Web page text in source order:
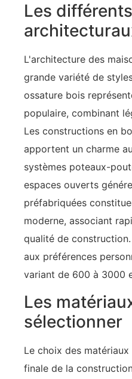
Les
L'architecture des
grande variété de
ossature bois
populaire, combinant
Les constructions en
apportent un charme
systèmes poteaux-
espaces ouverts
préfabriquées
moderne, associant
qualité de
aux préférences
variant de 600 à 3000
Les
sélectionner
Le choix des
finale de la